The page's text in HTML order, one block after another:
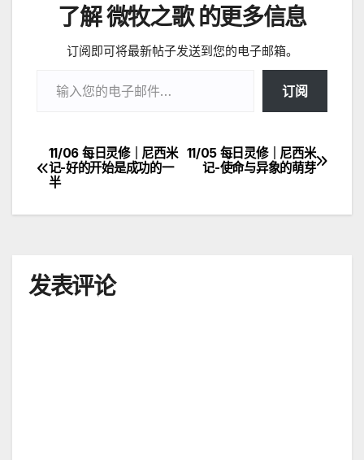
了解 微牧之歌 的更多信息
订阅即可将最新帖子发送到您的电子邮箱。
订阅
文
章
11/05 每日灵修｜尼西米
记-使命与异象的萌芽
11/06 每日灵修｜尼西米
记-好的开始是成功的一
半
发表评论